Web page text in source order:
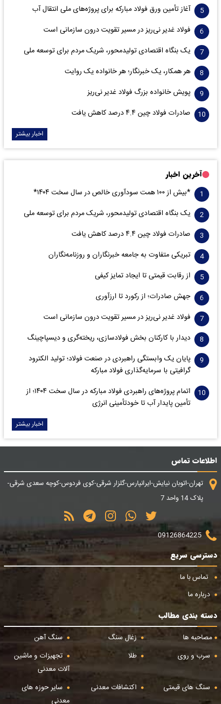
آغاز تأمین ورق فولاد مبارکه برای پروژه‌های ملی انتقال آب
فولاد غدیر نی‌ریز در مسیر تقویت درون سازمانی است
یک بنگاه اقتصادی تولیدمحور، شریک مردم برای توسعه ملی
هر همکار، یک خبرنگار؛ هر خانواده یک روایت
پویش خانواده بزرگ فولاد غدیر نی‌ریز
صادرات فولاد چین ۴.۴ درصد کاهش یافت
اخبار بیشتر
آخرین اخبار
*بیش از ۱۰۰ همت سودآوری خالص در سال سخت ۱۴۰۴*
یک بنگاه اقتصادی تولیدمحور، شریک مردم برای توسعه ملی
صادرات فولاد چین ۴.۴ درصد کاهش یافت
تبریکی متفاوت به جامعه خبرنگاران و روزنامه‌نگاران
از رقابت قیمتی تا ایجاد تمایز کیفی
جهش صادرات؛ از رکورد تا ارزآوری
فولاد غدیر نی‌ریز در مسیر تقویت درون سازمانی است
دیدار با کارکنان بخش فولادسازی، ریخته‌گری و دیسپاچینگ
پایان یک وابستگی راهبردی در صنعت فولاد؛ تولید الکترود
گرافیتی با سرمایه‌گذاری فولاد مبارکه
اتمام پروژه‌های راهبردی فولاد مبارکه در سال سخت ۱۴۰۴؛ از
تأمین پایدار آب تا خودتأمینی انرژی
اخبار بیشتر
اطلاعات تماس
تهران-اتوبان نیایش-ایرانپارس-گلزار شرقی-کوی فردوس-کوچه سعدی شرقی-
پلاک 14 واحد 7
09126864225
دسترسی سریع
تماس با ما
درباره ما
دسته بندی مطالب
مصاحبه ها
زغال سنگ
سنگ آهن
سرب و روی
طلا
تجهیزات و ماشین
آلات معدنی
سنگ های قیمتی
اکتشافات معدنی
سایر حوزه های
معدنی